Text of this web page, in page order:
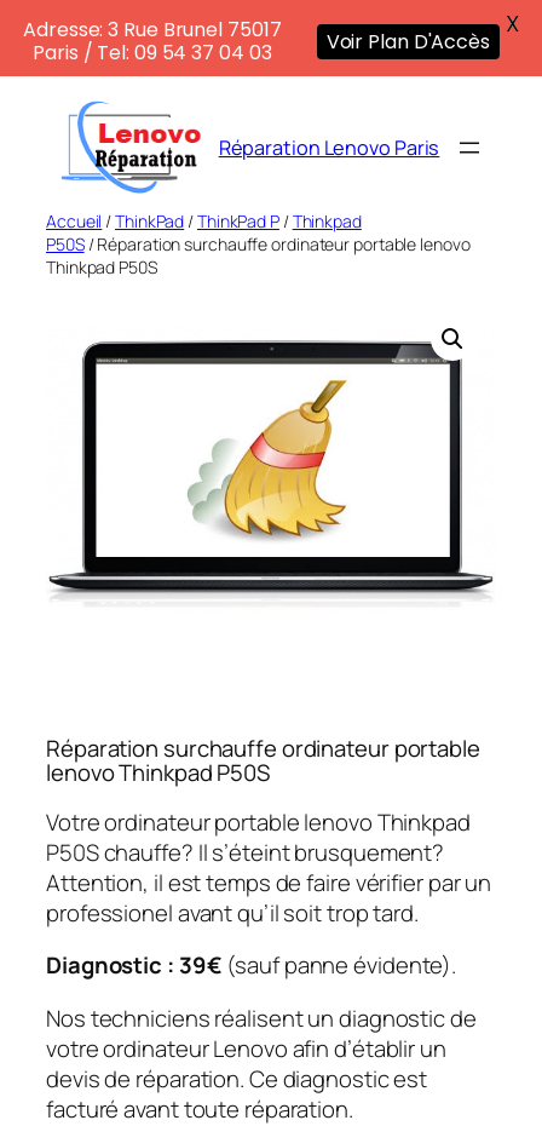
contenu
Réparation Lenovo Paris
Accueil /ThinkPad /ThinkPad P/Thinkpad
P50S/ Réparation surchauffe ordinateur portable lenovo
Thinkpad P50S
Réparation surchauffe ordinateur portable
lenovo Thinkpad P50S
Votre ordinateur portable lenovo Thinkpad
P50S chauffe? Il s’éteint brusquement?
Attention, il est temps de faire vérifier par un
professionel avant qu’il soit trop tard.
Diagnostic : 39€ (sauf panne évidente).
Nos techniciens réalisent un diagnostic de
votre ordinateur Lenovo afin d’établir un
devis de réparation. Ce diagnostic est
facturé avant toute réparation.
Adresse: 3 Rue Brunel 75017
Paris / Tel: 09 54 37 04 03
Voir Plan D'Accès
X